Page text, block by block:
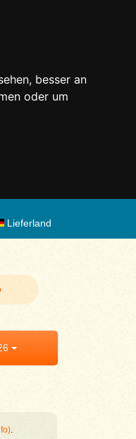
besser an
oder um
Lieferland
.